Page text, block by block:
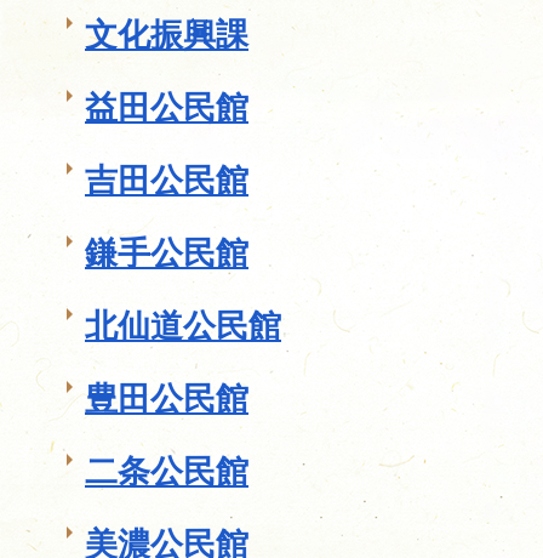
文化振興課
益田公民館
吉田公民館
鎌手公民館
北仙道公民館
豊田公民館
二条公民館
美濃公民館